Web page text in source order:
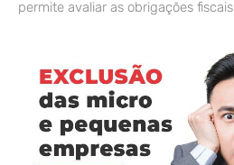
permite avaliar as obrigações